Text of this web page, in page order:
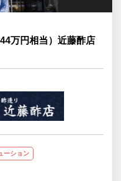
万円相当）近藤酢店
ーション